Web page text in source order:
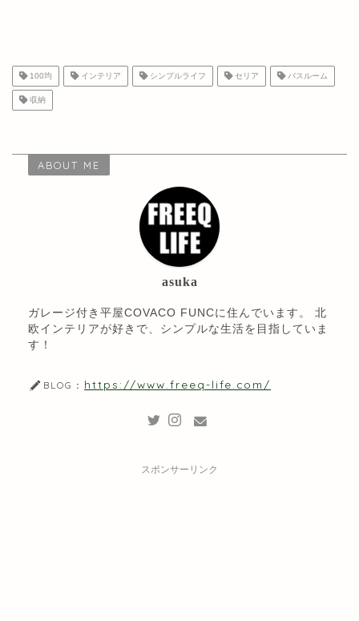
100均 インテリア シンプルライフ セリア バスルーム
収納
ABOUT ME
asuka
ガレージ付き平屋COVACO FUNCに住んでいます。 北
欧インテリアが好きで、シンプルな生活を目指していま
す！
BLOG： https://www.freeq-life.com/
スポンサーリンク